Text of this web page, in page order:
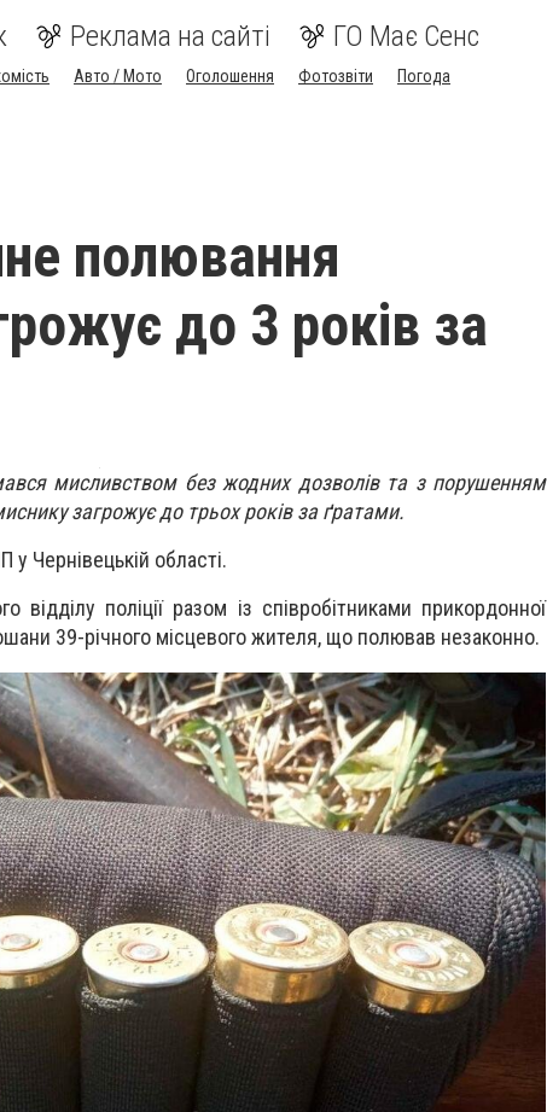
Реклама на сайті ГО Має Сенс
Авто / Мото Оголошення Фотозвіти
Погода
полювання
до 3 років за
мисливством без жодних дозволів та з порушенням
загрожує до трьох років за ґратами.
Чернівецькій області.
поліції разом із співробітниками прикордонної
39-річного місцевого жителя, що полював незаконно.